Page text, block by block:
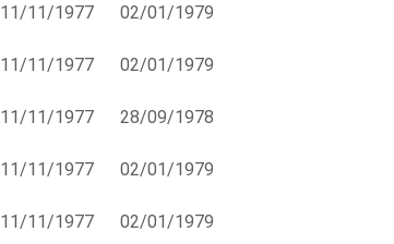
11/11/1977 02/01/1979
11/11/1977 02/01/1979
11/11/1977 28/09/1978
11/11/1977 02/01/1979
11/11/1977 02/01/1979